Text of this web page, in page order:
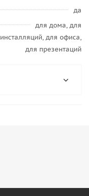
да
для дома, для
инсталляций, для офиса,
для презентаций